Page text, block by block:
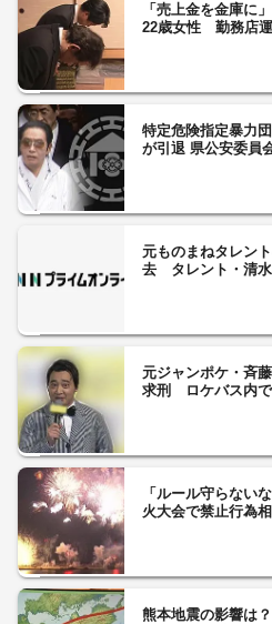
「売上金を金庫に
22歳女性 勤務店
特定危険指定暴力
が引退 県公安委員
元ものまねタレン
去 タレント・清水
元ジャンポケ・斉
求刑 ロケバス内
「ルール守らない
火大会で禁止行為
熊本地震の影響は